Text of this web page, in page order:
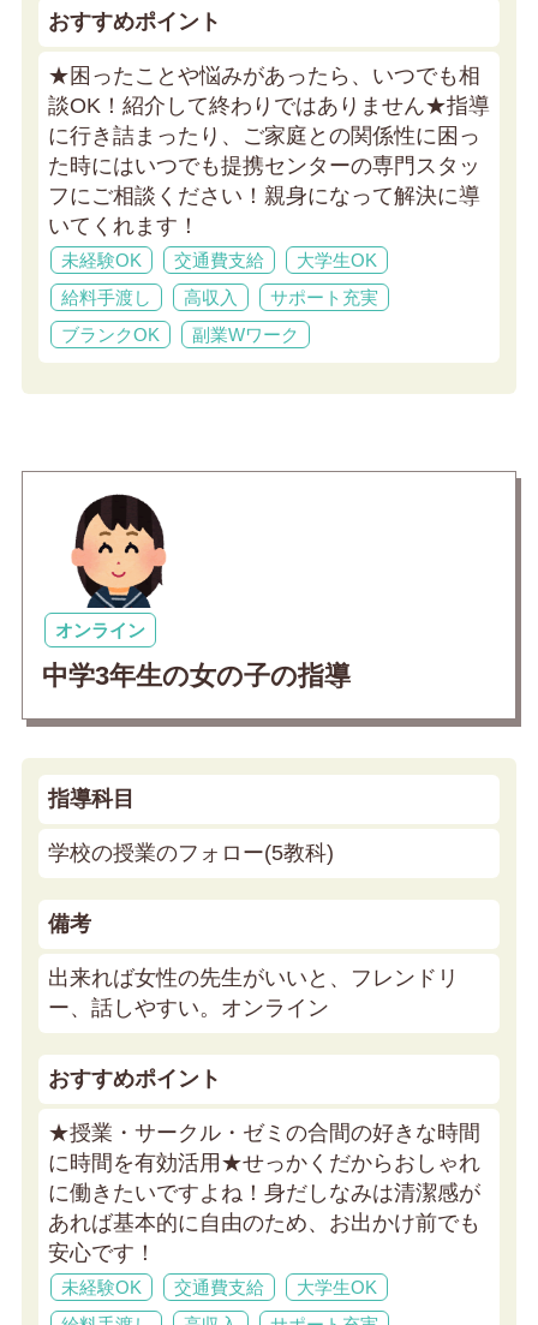
おすすめポイント
★困ったことや悩みがあったら、いつでも相
談OK！紹介して終わりではありません★指導
に行き詰まったり、ご家庭との関係性に困っ
た時にはいつでも提携センターの専門スタッ
フにご相談ください！親身になって解決に導
いてくれます！
未経験OK 交通費支給
大学生OK
給料手渡し
高収入
サポート充実
ブランクOK
副業Wワーク
オンライン
中学3年生の女の子の指導
指導科目
学校の授業のフォロー(5教科)
備考
出来れば女性の先生がいいと、フレンドリ
ー、話しやすい。オンライン
おすすめポイント
★授業・サークル・ゼミの合間の好きな時間
に時間を有効活用★せっかくだからおしゃれ
に働きたいですよね！身だしなみは清潔感が
あれば基本的に自由のため、お出かけ前でも
安心です！
未経験OK 交通費支給
大学生OK